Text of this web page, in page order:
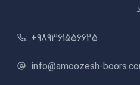
: +989361556625
: info@amoozesh-